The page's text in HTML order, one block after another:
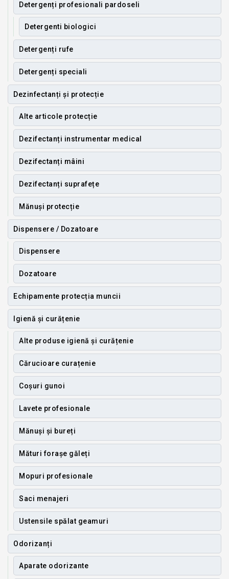
Detergenți profesionali pardoseli
Detergenti biologici
Detergenți rufe
Detergenți speciali
Dezinfectanți și protecție
Alte articole protecție
Dezifectanți instrumentar medical
Dezifectanți mâini
Dezifectanți suprafețe
Mănuși protecție
Dispensere / Dozatoare
Dispensere
Dozatoare
Echipamente protecția muncii
Igienă și curățenie
Alte produse igienă și curățenie
Cărucioare curațenie
Coșuri gunoi
Lavete profesionale
Mănuși și bureți
Mături forașe găleți
Mopuri profesionale
Saci menajeri
Ustensile spălat geamuri
Odorizanți
Aparate odorizante